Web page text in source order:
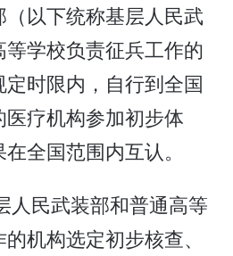
以下统称基层人民武
学校负责征兵工作的
时限内，自行到全国
疗机构参加初步体
全国范围内互认。
人民武装部和普通高等
机构选定初步核查、